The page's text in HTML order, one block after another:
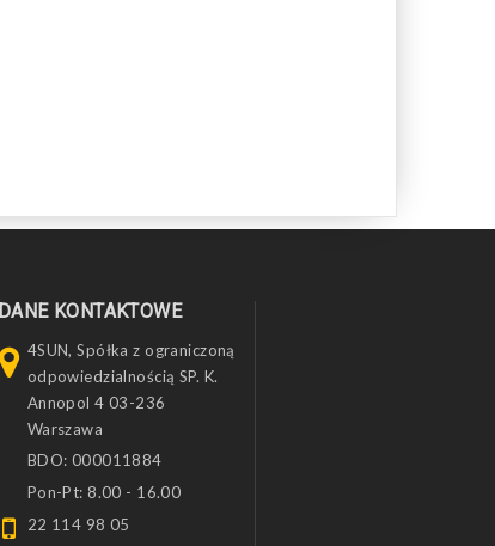
DANE KONTAKTOWE
4SUN, Spółka z ograniczoną
odpowiedzialnością SP. K.
Annopol 4 03-236
Warszawa
BDO: 000011884
Pon-Pt: 8.00 - 16.00
22 114 98 05